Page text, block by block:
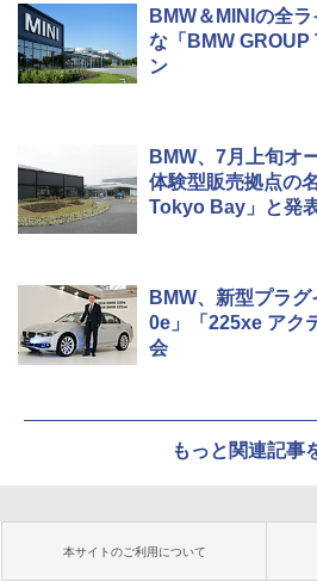
BMW＆MINIの全
な「BMW
ン
BMW、7月上旬オ
体験型販売拠点の
Tokyo Bay」と発
BMW、新型プラ
0e」「225xe アク
会
もっと関連記事
本サイトのご利用について